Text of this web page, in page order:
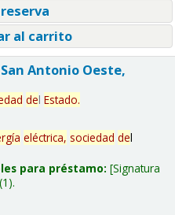
al carrito
Antonio Oeste,
del Estado.
eléctrica, sociedad del
para préstamo: Signatura
(1).